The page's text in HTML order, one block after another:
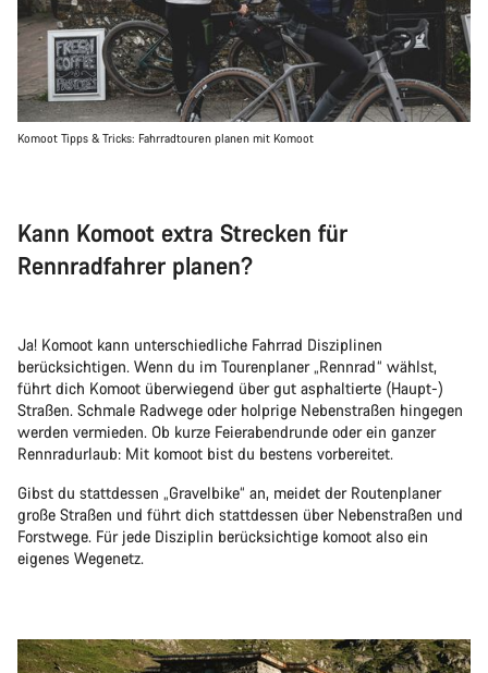
Komoot Tipps & Tricks: Fahrradtouren planen mit Komoot
Kann Komoot extra Strecken für
Rennradfahrer planen?
Ja! Komoot kann unterschiedliche Fahrrad Disziplinen
berücksichtigen. Wenn du im Tourenplaner „Rennrad“ wählst,
führt dich Komoot überwiegend über gut asphaltierte (Haupt-)
Straßen. Schmale Radwege oder holprige Nebenstraßen hingegen
werden vermieden. Ob kurze Feierabendrunde oder ein ganzer
Rennradurlaub: Mit komoot bist du bestens vorbereitet.
Gibst du stattdessen „Gravelbike“ an, meidet der Routenplaner
große Straßen und führt dich stattdessen über Nebenstraßen und
Forstwege. Für jede Disziplin berücksichtige komoot also ein
eigenes Wegenetz.